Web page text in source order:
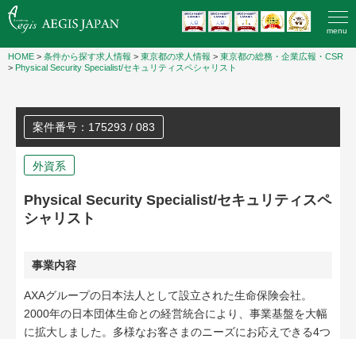
menu
HOME > 条件から探す求人情報 > 東京都の求人情報 > 東京都の総務・企業広報・CSR
> Physical Security Specialist/セキュリティスペシャリスト
案件番号：175293 / 083
外資系
Physical Security Specialist/セキュリティスペ
シャリスト
事業内容
AXAグループの日本法人として設立された生命保険会社。
2000年の日本団体生命との経営統合により、事業基盤を大幅
に拡大しました。多様なお客さまのニーズにお応えできる4つ